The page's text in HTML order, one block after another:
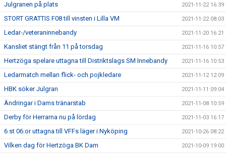
Julgranen på plats 2021-11-22 16:39
STORT GRATTIS F08 till vinsten i Lilla VM 2021-11-22 08:03
Ledar-/veteraninnebandy 2021-11-20 16:21
Kansliet stängt från 11 på torsdag 2021-11-16 10:57
Hertzöga spelare uttagna till Distriktslags SM Innebandy 2021-11-16 10:53
Ledarmatch mellan flick- och pojkledare 2021-11-12 12:09
HBK söker Julgran 2021-11-11 09:04
Ändringar i Dams tränarstab 2021-11-08 10:59
Derby för Herrarna nu på lördag 2021-11-03 16:17
6 st 06:or uttagna till VFFs läger i Nyköping 2021-10-26 08:22
Vilken dag för Hertzöga BK Dam 2021-10-09 19:00